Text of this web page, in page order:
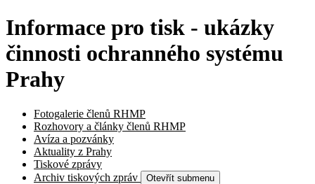
Informace pro tisk - ukázky
činnosti ochranného systému
Prahy
Fotogalerie členů RHMP
Rozhovory a články členů RHMP
Avíza a pozvánky
Aktuality z Prahy
Tiskové zprávy
Archiv tiskových zpráv
Otevřít submenu